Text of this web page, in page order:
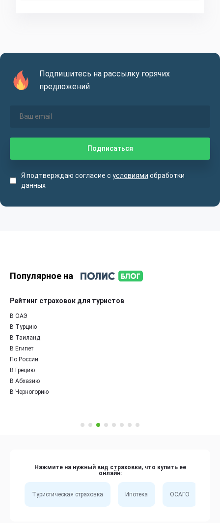
Подпишитесь на рассылку горячих
предложений
Я подтверждаю согласие с условиями обработки
данных
Популярное на
Рейтинг страховок для туристов
В ОАЭ
В Турцию
В Таиланд
В Египет
По России
В Грецию
В Абхазию
В Черногорию
Нажмите на нужный вид страховки, что купить ее
онлайн:
Туристическая страховка Ипотека ОСАГО